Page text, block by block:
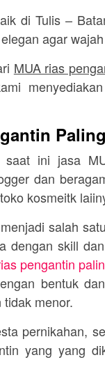
di Tulis –
agar
MUA rias
ini jasa
dan
kosmeitk
salah
dengan skill
pengantin
bentuk
menor.
pernikahan,
yang yang